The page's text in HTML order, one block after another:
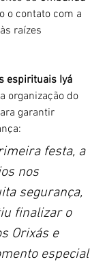
o contato com a
raízes
espirituais Iyá
organização do
garantir
festa, a
nos
segurança,
finalizar o
Orixás e
especial